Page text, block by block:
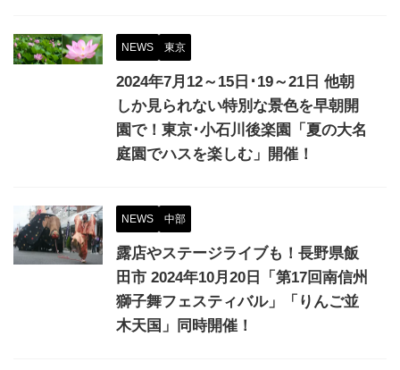
NEWS 東京
2024年7月12～15日･19～21日 他朝
しか見られない特別な景色を早朝開
園で！東京･小石川後楽園「夏の大名
庭園でハスを楽しむ」開催！
NEWS 中部
露店やステージライブも！長野県飯
田市 2024年10月20日「第17回南信州
獅子舞フェスティバル」「りんご並
木天国」同時開催！